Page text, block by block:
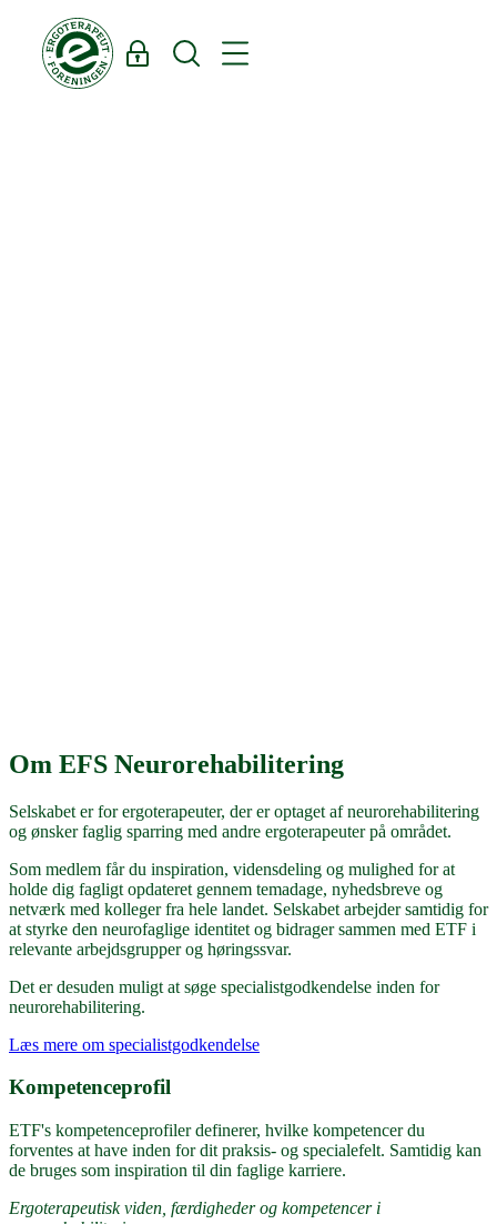
Log ind Søg
Om EFS Neurorehabilitering
Selskabet er for ergoterapeuter, der er optaget af neurorehabilitering
og ønsker faglig sparring med andre ergoterapeuter på området.
Som medlem får du inspiration, vidensdeling og mulighed for at
holde dig fagligt opdateret gennem temadage, nyhedsbreve og
netværk med kolleger fra hele landet. Selskabet arbejder samtidig for
at styrke den neurofaglige identitet og bidrager sammen med ETF i
relevante arbejdsgrupper og høringssvar.
Det er desuden muligt at søge specialistgodkendelse inden for
neurorehabilitering.
Læs mere om specialistgodkendelse
Kompetenceprofil
ETF's kompetenceprofiler definerer, hvilke kompetencer du
forventes at have inden for dit praksis- og specialefelt. Samtidig kan
de bruges som inspiration til din faglige karriere.
Ergoterapeutisk viden, færdigheder og kompetencer i